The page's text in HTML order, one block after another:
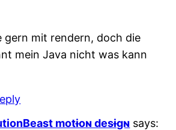
gern mit rendern, doch die
mein Java nicht was kann
motɨoɴ desɨgɴ says: